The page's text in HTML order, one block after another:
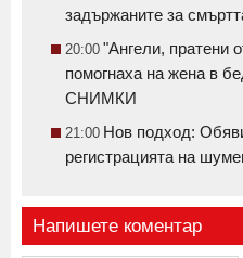
задържаните за
20:00 "Ангели, пратени
помогнаха на жена в
СНИМКИ
21:00 Нов подход:
регистрацията на